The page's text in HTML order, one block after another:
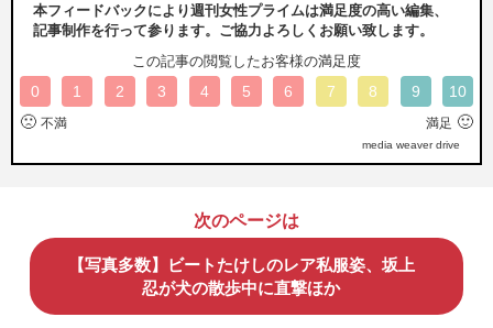
本フィードバックにより週刊女性プライムは満足度の高い編集、
記事制作を行って参ります。ご協力よろしくお願い致します。
この記事の閲覧したお客様の満足度
0 1 2 3 4 5 6 7 8 9 10
🙁 不満 満足 🙂
media weaver drive
次のページは
【写真多数】ビートたけしのレア私服姿、坂上
忍が犬の散歩中に直撃ほか